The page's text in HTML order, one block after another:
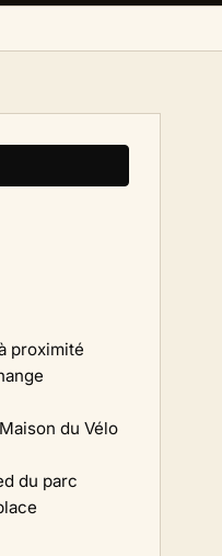
proximité
du Vélo
du parc